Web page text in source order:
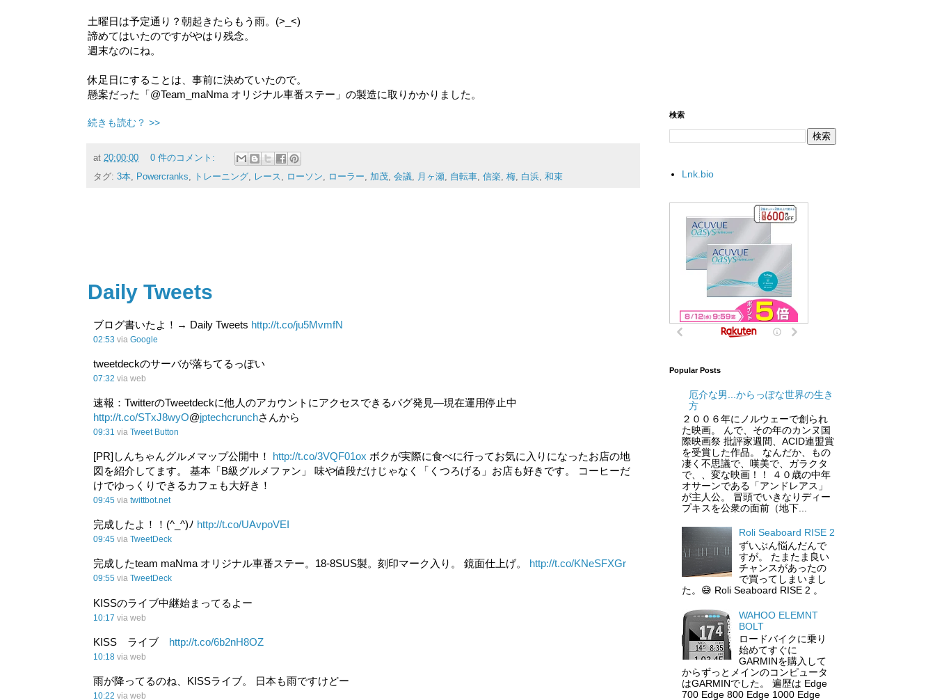
土曜日は予定通り？朝起きたらもう雨。(>_<)
諦めてはいたのですがやはり残念。
週末なのにね。
休足日にすることは、事前に決めていたので。
懸案だった「@Team_maNma オリジナル車番ステー」の製造に取りかかりました。
続きも読む？ >>
at 20:00:00
0 件のコメント:
タグ: 3本 Powercranks トレーニング レース ローソン ローラー 加茂 会議 月ヶ瀬 自転車 信楽 梅 白浜 和束
Daily Tweets
ブログ書いたよ！→ Daily Tweets http://t.co/ju5MvmfN
02:53 via Google
tweetdeckのサーバが落ちてるっぽい
07:32 via web
速報：TwitterのTweetdeckに他人のアカウントにアクセスできるバグ発見―現在運用停止中
http://t.co/STxJ8wyO@jptechcrunchさんから
09:31 via Tweet Button
[PR]しんちゃんグルメマップ公開中！ http://t.co/3VQF01ox ボクが実際に食べに行ってお気に入りになったお店の地
図を紹介してます。 基本「B級グルメファン」 味や値段だけじゃなく「くつろげる」お店も好きです。 コーヒーだ
けでゆっくりできるカフェも大好き！
09:45 via twittbot.net
完成したよ！！(^_^)ﾉ http://t.co/UAvpoVEI
09:45 via TweetDeck
完成したteam maNma オリジナル車番ステー。18-8SUS製。刻印マーク入り。 鏡面仕上げ。 http://t.co/KNeSFXGr
09:55 via TweetDeck
KISSのライブ中継始まってるよー
10:17 via web
KISS ライブ http://t.co/6b2nH8OZ
10:18 via web
雨が降ってるのね、KISSライブ。 日本も雨ですけどー
10:22 via web
検索
Lnk.bio
Popular Posts
厄介な男...からっぽな世界の生き
方
２００６年にノルウェーで創られ
た映画。 んで、その年のカンヌ国
際映画祭 批評家週間、ACID連盟賞
を受賞した作品。 なんだか、もの
凄く不思議で、嘆美で、ガラクタ
で、、変な映画！！ ４０歳の中年
オサーンである「アンドレアス」
が主人公。 冒頭でいきなりディー
プキスを公衆の面前（地下...
Roli Seaboard RISE 2
ずいぶん悩んだんで
すが。 たまたま良い
チャンスがあったの
で買ってしまいまし
た。😅 Roli Seaboard RISE 2 。
WAHOO ELEMNT
BOLT
ロードバイクに乗り
始めてすぐに
GARMINを購入して
からずっとメインのコンピュータ
はGARMINでした。 遍歴は Edge
700 Edge 800 Edge 1000 Edge